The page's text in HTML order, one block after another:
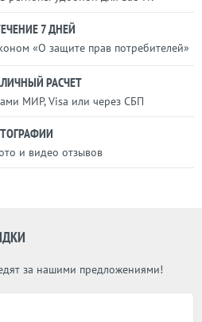
7 ДНЕЙ
«О защите прав потребителей»
РАСЧЕТ
МИР, Visa или через СБП
и видео отзывов
за нашими предложениями!